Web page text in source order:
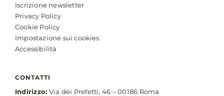
Iscrizione newsletter
Privacy Policy
Cookie Policy
Impostazione sui cookies
Accessibilità
CONTATTI
Indirizzo: Via dei Prefetti, 46 – 00186 Roma